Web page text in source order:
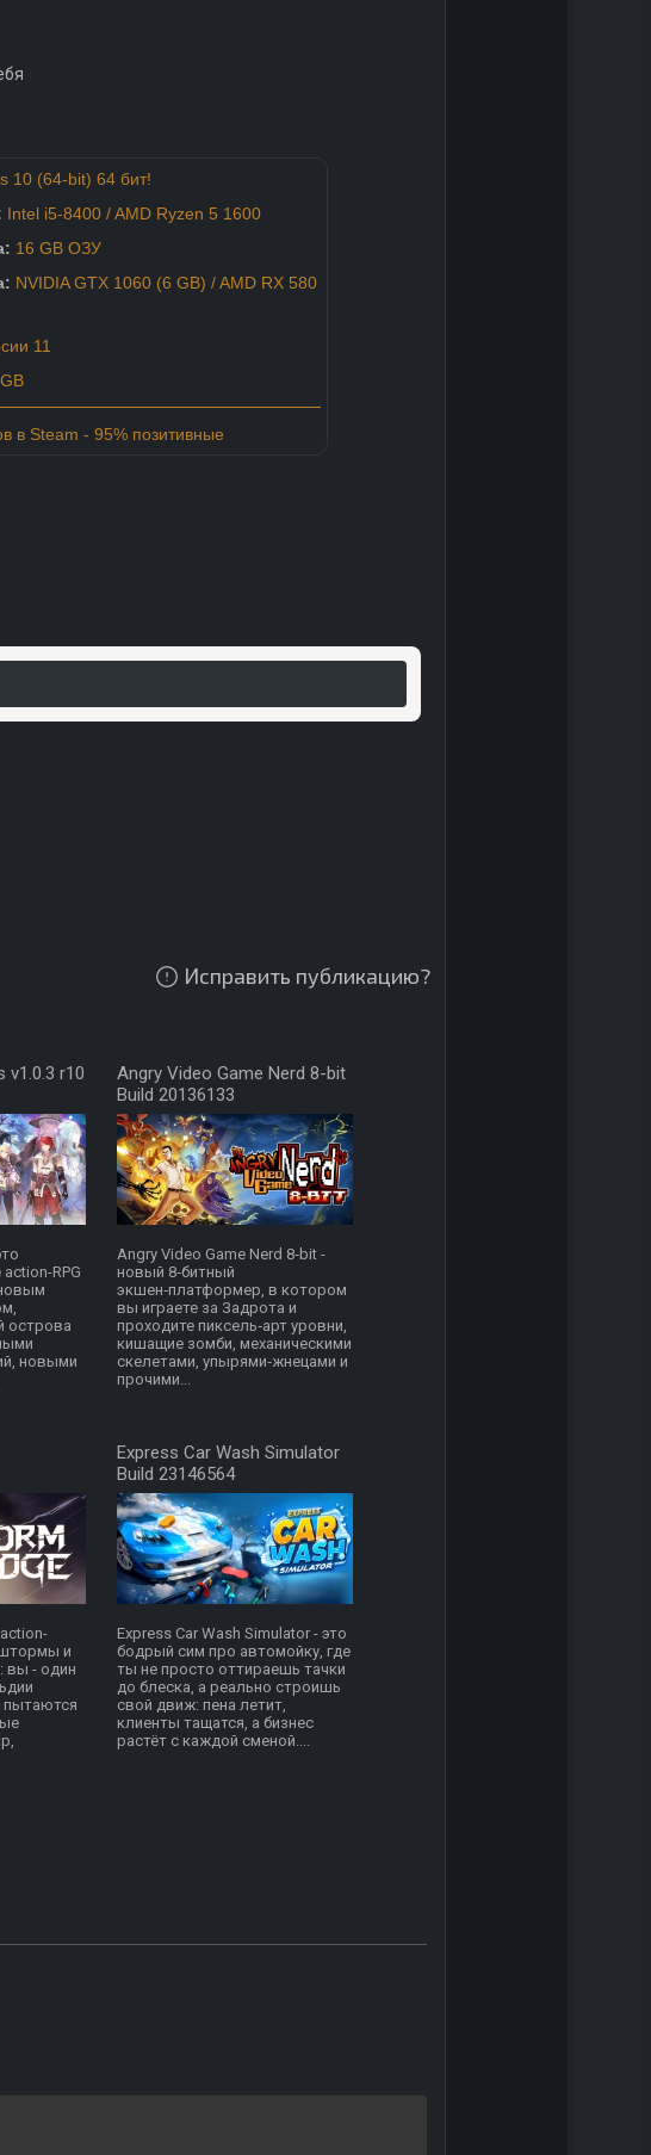
10 (64-bit) 64 бит!
Intel i5-8400 / AMD Ryzen 5 1600
16 GB ОЗУ
NVIDIA GTX 1060 (6 GB) / AMD RX 580
11
в Steam - 95% позитивные
Исправить публикацию?
v1.0.3 r10
RPG
острова
новыми
Angry Video Game Nerd 8-bit
Build 20136133
Angry Video Game Nerd 8‑bit -
новый 8‑битный
экшен‑платформер, в котором
вы играете за Задрота и
проходите пиксель‑арт уровни,
кишащие зомби, механическими
скелетами, упырями‑жнецами и
прочими...
и
вы - один
пытаются
Express Car Wash Simulator
Build 23146564
Express Car Wash Simulator - это
бодрый сим про автомойку, где
ты не просто оттираешь тачки
до блеска, а реально строишь
свой движ: пена летит,
клиенты тащатся, а бизнес
растёт с каждой сменой....